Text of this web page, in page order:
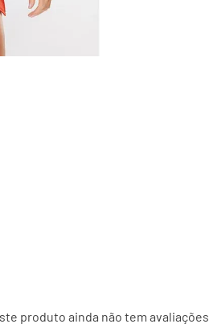
produto ainda não tem avaliações